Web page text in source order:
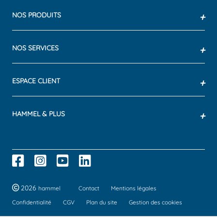
NOS PRODUITS +
NOS SERVICES +
ESPACE CLIENT +
HAMMEL & PLUS +
2026 hammel Contact
Mentions légales
Confidentialité
CGV Plan du site Gestion des cookies